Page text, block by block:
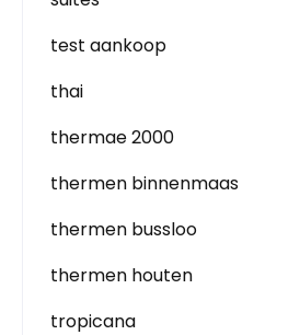
test aankoop
thai
thermae 2000
thermen binnenmaas
thermen bussloo
thermen houten
tropicana